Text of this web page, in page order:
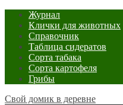
Журнал
Клички для животных
Справочник
Таблица сидератов
Сорта табака
Сорта картофеля
Грибы
Свой домик в деревне